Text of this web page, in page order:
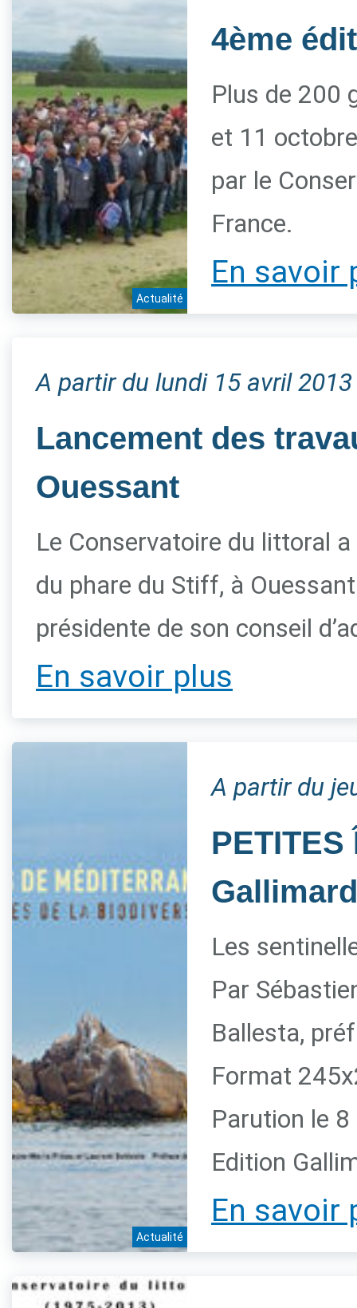
Actualité
4ème
Plus de 200
et 11
par le
France.
En savoir
A partir du lundi 15 avril 2013
Lancement des
Ouessant
Le Conservatoire du littoral
du phare du Stiff, à
présidente de son conseil
En savoir plus
Actualité
A partir du
Gallimard
Les
Par
Ballesta,
Format
Parution le
Edition
En savoir